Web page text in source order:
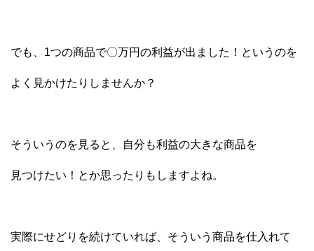
でも、1つの商品で〇万円の利益が出ました！というのを
よく見かけたりしませんか？
そういうのを見ると、自分も利益の大きな商品を
見つけたい！とか思ったりもしますよね。
実際にせどりを続けていれば、そういう商品を仕入れて